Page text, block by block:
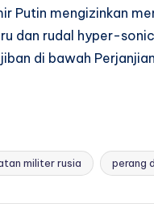
Putin mengizinkan
dan rudal hyper-
di bawah
militer rusia perang